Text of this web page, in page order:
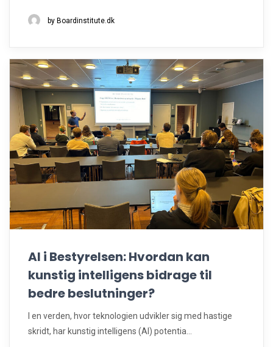
by Boardinstitute.dk
AI i Bestyrelsen: Hvordan kan
kunstig intelligens bidrage til
bedre beslutninger?
I en verden, hvor teknologien udvikler sig med hastige
skridt, har kunstig intelligens (AI) potentia...